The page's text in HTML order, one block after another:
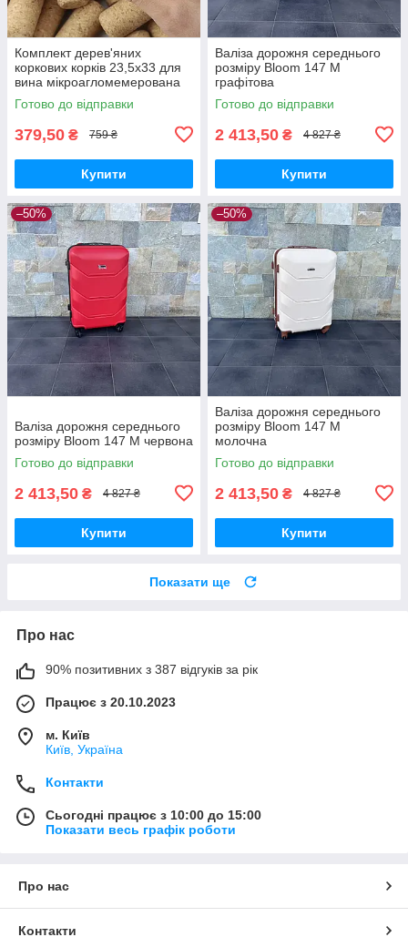
Комплект дерев'яних
коркових корків 23,5х33 для
вина мікроагломемерована
— 50 шт.
Готово до відправки
379,50 ₴ 759 ₴
Купити
Валіза дорожня середнього
розміру Bloom 147 M
графітова
Готово до відправки
2 413,50 ₴ 4 827 ₴
Купити
–50%
Валіза дорожня середнього
розміру Bloom 147 M червона
Готово до відправки
2 413,50 ₴ 4 827 ₴
Купити
–50%
Валіза дорожня середнього
розміру Bloom 147 M
молочна
Готово до відправки
2 413,50 ₴ 4 827 ₴
Купити
Показати ще
Про нас
90% позитивних з 387 відгуків за рік
Працює з 20.10.2023
м. Київ
Київ, Україна
Контакти
Сьогодні працює з 10:00 до 15:00
Показати весь графік роботи
Про нас
Контакти